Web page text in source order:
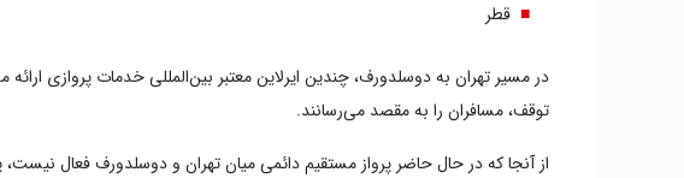
قطر
در مسیر تهران به دوسلدورف، چندین ایرلاین معتبر بین‌المللی خدمات پروازی ارائه
توقف، مسافران را به مقصد می‌رسانند.
از آنجا که در حال حاضر پرواز مستقیم دائمی میان تهران و دوسلدورف فعال نیست،